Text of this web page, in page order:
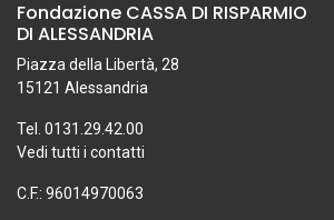
Fondazione CASSA DI RISPARMIO
DI ALESSANDRIA
Piazza della Libertà, 28
15121 Alessandria
Tel. 0131.29.42.00
Vedi tutti i contatti
C.F.: 96014970063